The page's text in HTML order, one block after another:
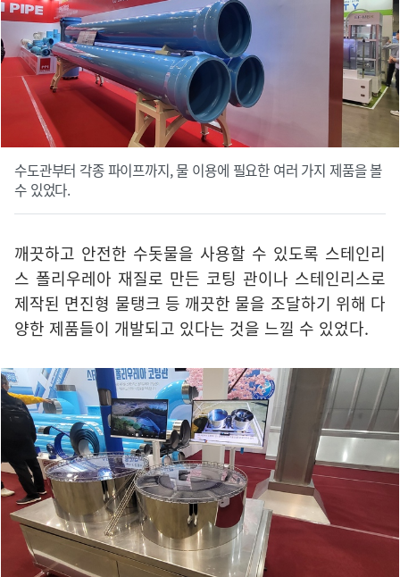
수도관부터 각종 파이프까지, 물 이용에 필요한 여러 가지 제품을 볼
수 있었다.
깨끗하고 안전한 수돗물을 사용할 수 있도록 스테인리
스 폴리우레아 재질로 만든 코팅 관이나 스테인리스로
제작된 면진형 물탱크 등 깨끗한 물을 조달하기 위해 다
양한 제품들이 개발되고 있다는 것을 느낄 수 있었다.